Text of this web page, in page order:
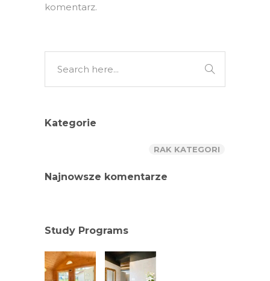
komentarz.
Kategorie
RAK KATEGORI
Najnowsze komentarze
Study Programs